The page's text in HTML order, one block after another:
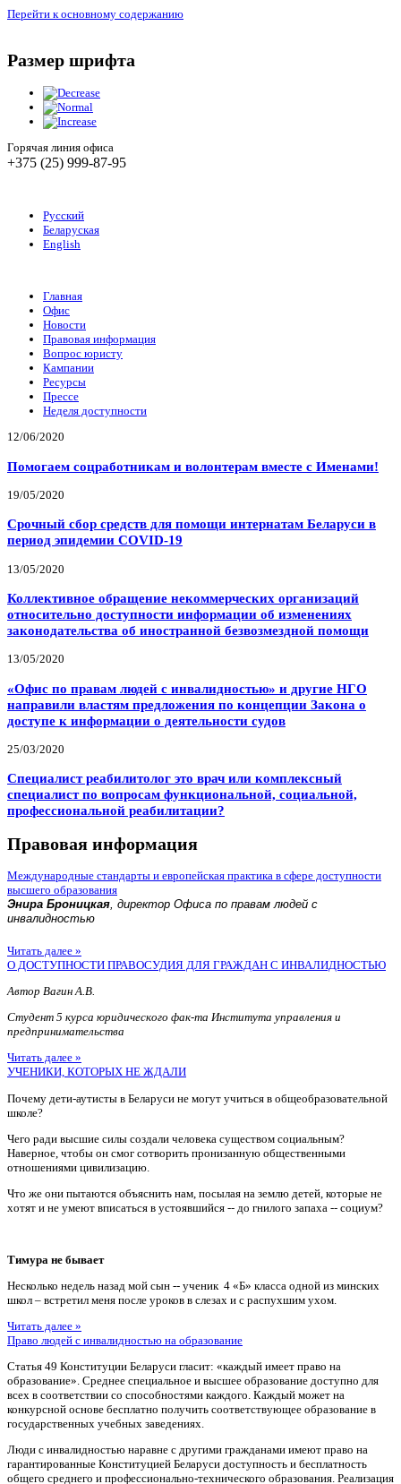
Перейти к основному содержанию
Размер шрифта
Горячая линия офиса
+375 (25) 999-87-95
Русский
Беларуская
English
Главная
Офис
Новости
Правовая информация
Вопрос юристу
Кампании
Ресурсы
Прессе
Неделя доступности
12/06/2020
Помогаем соцработникам и волонтерам вместе с Именами!
19/05/2020
Срочный сбор средств для помощи интернатам Беларуси в
период эпидемии COVID-19
13/05/2020
Коллективное обращение некоммерческих организаций
относительно доступности информации об изменениях
законодательства об иностранной безвозмездной помощи
13/05/2020
«Офис по правам людей с инвалидностью» и другие НГО
направили властям предложения по концепции Закона о
доступе к информации о деятельности судов
25/03/2020
Специалист реабилитолог это врач или комплексный
специалист по вопросам функциональной, социальной,
профессиональной реабилитации?
Правовая информация
Международные стандарты и европейская практика в сфере доступности
высшего образования
Энира Броницкая, директор Офиса по правам людей с
инвалидностью
Читать далее »
О ДОСТУПНОСТИ ПРАВОСУДИЯ ДЛЯ ГРАЖДАН С ИНВАЛИДНОСТЬЮ
Автор Вагин А.В.
Студент 5 курса юридического фак-та Института управления и
предпринимательства
Читать далее »
УЧЕНИКИ, КОТОРЫХ НЕ ЖДАЛИ
Почему дети-аутисты в Беларуси не могут учиться в общеобразовательной
школе?
Чего ради высшие силы создали человека существом социальным?
Наверное, чтобы он смог сотворить пронизанную общественными
отношениями цивилизацию.
Что же они пытаются объяснить нам, посылая на землю детей, которые не
хотят и не умеют вписаться в устоявшийся -- до гнилого запаха -- социум?
Тимура не бывает
Несколько недель назад мой сын -- ученик 4 «Б» класса одной из минских
школ – встретил меня после уроков в слезах и с распухшим ухом.
Читать далее »
Право людей с инвалидностью на образование
Статья 49 Конституции Беларуси гласит: «каждый имеет право на
образование». Среднее специальное и высшее образование доступно для
всех в соответствии со способностями каждого. Каждый может на
конкурсной основе бесплатно получить соответствующее образование в
государственных учебных заведениях.
Люди с инвалидностью наравне с другими гражданами имеют право на
гарантированные Конституцией Беларуси доступность и бесплатность
общего среднего и профессионально-технического образования. Реализация